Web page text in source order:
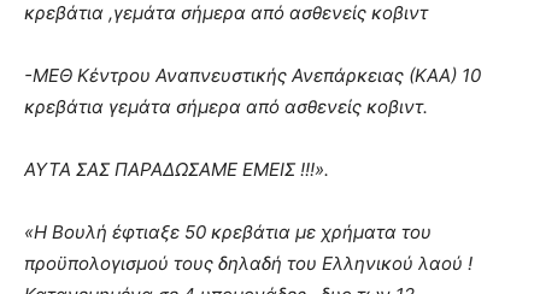
κρεβάτια ,γεμάτα σήμερα από ασθενείς κοβιντ
-ΜΕΘ Κέντρου Αναπνευστικής Ανεπάρκειας (ΚΑΑ) 10
κρεβάτια γεμάτα σήμερα από ασθενείς κοβιντ.
ΑΥΤΑ ΣΑΣ ΠΑΡΑΔΩΣΑΜΕ ΕΜΕΙΣ !!!».
«Η Βουλή έφτιαξε 50 κρεβάτια με χρήματα του
προϋπολογισμού τους δηλαδή του Ελληνικού λαού !